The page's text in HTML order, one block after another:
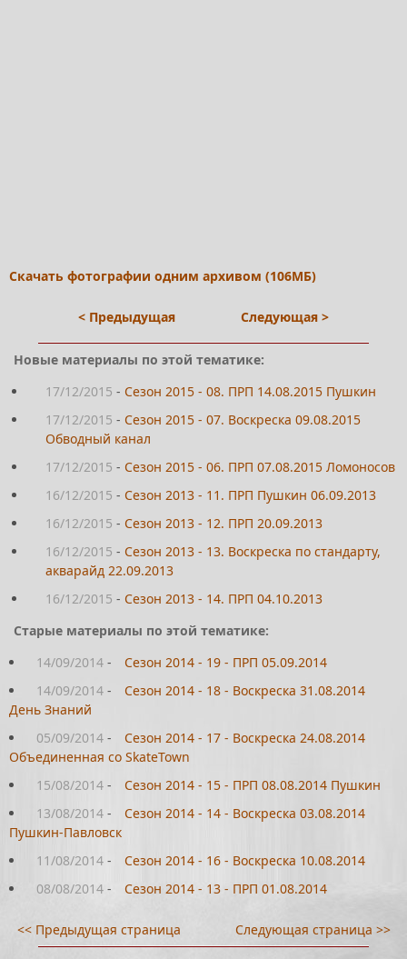
Скачать фотографии одним архивом (106МБ)
< Предыдущая Следующая >
Новые материалы по этой тематике:
17/12/2015 - Сезон 2015 - 08. ПРП 14.08.2015 Пушкин
17/12/2015 - Сезон 2015 - 07. Воскреска 09.08.2015
Обводный канал
17/12/2015 - Сезон 2015 - 06. ПРП 07.08.2015 Ломоносов
16/12/2015 - Сезон 2013 - 11. ПРП Пушкин 06.09.2013
16/12/2015 - Сезон 2013 - 12. ПРП 20.09.2013
16/12/2015 - Сезон 2013 - 13. Воскреска по стандарту,
акварайд 22.09.2013
16/12/2015 - Сезон 2013 - 14. ПРП 04.10.2013
Старые материалы по этой тематике:
14/09/2014 -
Сезон 2014 - 19 - ПРП 05.09.2014
14/09/2014 -
Сезон 2014 - 18 - Воскреска 31.08.2014
День Знаний
05/09/2014 -
Сезон 2014 - 17 - Воскреска 24.08.2014
Объединенная со SkateTown
15/08/2014 -
Сезон 2014 - 15 - ПРП 08.08.2014 Пушкин
13/08/2014 -
Сезон 2014 - 14 - Воскреска 03.08.2014
Пушкин-Павловск
11/08/2014 -
Сезон 2014 - 16 - Воскреска 10.08.2014
08/08/2014 - Сезон 2014 - 13 - ПРП 01.08.2014
<< Предыдущая страница Следующая страница >>